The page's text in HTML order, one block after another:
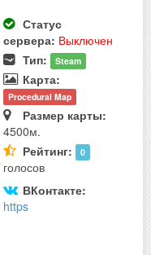
Статус
сервера: Выключен
Тип: Steam
Карта:
Procedural Map
Размер карты:
4500м.
Рейтинг: 0
голосов
ВКонтакте:
https